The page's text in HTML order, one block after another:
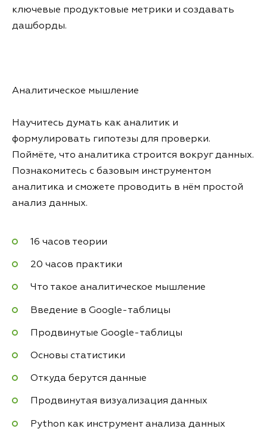
ключевые продуктовые метрики и создавать
дашборды.
Аналитическое мышление
Научитесь думать как аналитик и
формулировать гипотезы для проверки.
Поймёте, что аналитика строится вокруг данных.
Познакомитесь с базовым инструментом
аналитика и сможете проводить в нём простой
анализ данных.
16 часов теории
20 часов практики
Что такое аналитическое мышление
Введение в Google-таблицы
Продвинутые Google-таблицы
Основы статистики
Откуда берутся данные
Продвинутая визуализация данных
Python как инструмент анализа данных